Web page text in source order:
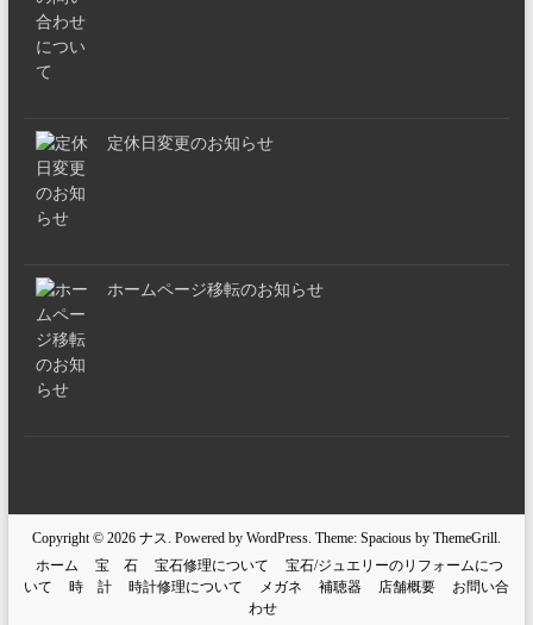
定休日変更のお知らせ
ホームページ移転のお知らせ
Copyright © 2026 ナス. Powered by WordPress. Theme: Spacious by ThemeGrill.
ホーム
宝 石 宝石修理について
宝石/ジュエリーのリフォームにつ
いて
時 計 時計修理について メガネ 補聴器 店舗概要
お問い合
わせ